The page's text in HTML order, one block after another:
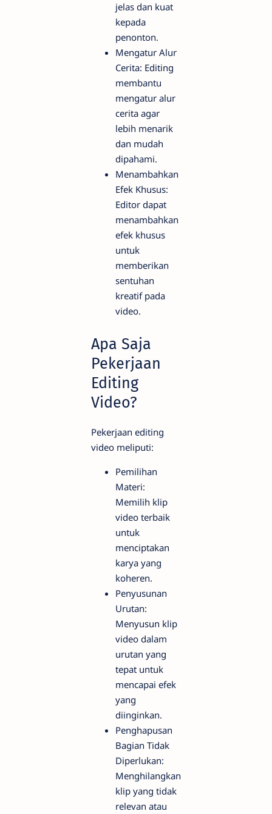
jelas dan kuat
kepada
penonton.
Mengatur Alur
Cerita: Editing
membantu
mengatur alur
cerita agar
lebih menarik
dan mudah
dipahami.
Menambahkan
Efek Khusus:
Editor dapat
menambahkan
efek khusus
untuk
memberikan
sentuhan
kreatif pada
video.
Apa Saja
Pekerjaan
Editing
Video?
Pekerjaan editing
video meliputi:
Pemilihan
Materi:
Memilih klip
video terbaik
untuk
menciptakan
karya yang
koheren.
Penyusunan
Urutan:
Menyusun klip
video dalam
urutan yang
tepat untuk
mencapai efek
yang
diinginkan.
Penghapusan
Bagian Tidak
Diperlukan:
Menghilangkan
klip yang tidak
relevan atau